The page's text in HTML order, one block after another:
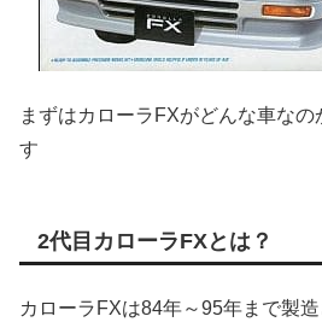
まずはカローラFXがどんな車なの
す
2代目カローラFXとは？
カローラFXは84年～95年まで製